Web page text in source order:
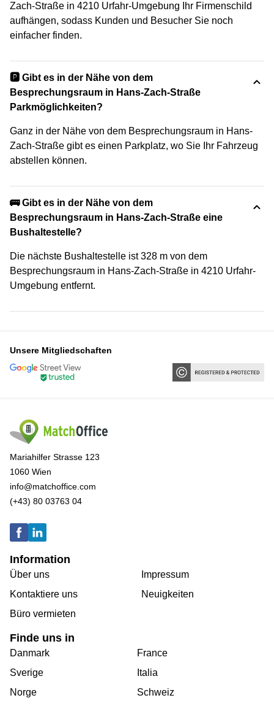
Zach-Straße in 4210 Urfahr-Umgebung Ihr Firmenschild
aufhängen, sodass Kunden und Besucher Sie noch
einfacher finden.
🅿️ Gibt es in der Nähe von dem
Besprechungsraum in Hans-Zach-Straße
Parkmöglichkeiten?
Ganz in der Nähe von dem Besprechungsraum in Hans-
Zach-Straße gibt es einen Parkplatz, wo Sie Ihr Fahrzeug
abstellen können.
🚌 Gibt es in der Nähe von dem
Besprechungsraum in Hans-Zach-Straße eine
Bushaltestelle?
Die nächste Bushaltestelle ist 328 m von dem
Besprechungsraum in Hans-Zach-Straße in 4210 Urfahr-
Umgebung entfernt.
Unsere Mitgliedschaften
Mariahilfer Strasse 123
1060 Wien
info@matchoffice.com
(+43) 80 03763 04
Information
Über uns
Kontaktiere uns
Büro vermieten
Impressum
Neuigkeiten
Finde uns in
Danmark
Sverige
Norge
France
Italia
Schweiz